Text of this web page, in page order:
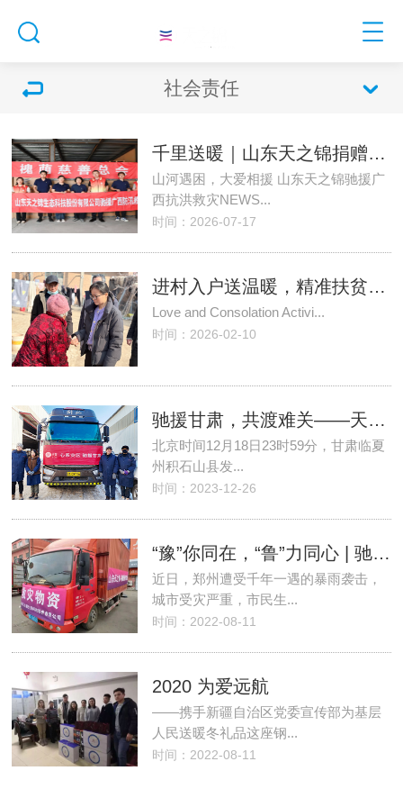
社会责任
千里送暖｜山东天之锦捐赠价值11 万余元物资驰援广西抗洪救灾
山河遇困，大爱相援 山东天之锦驰援广
西抗洪救灾NEWS...
时间：2026-07-17
进村入户送温暖，精准扶贫显真情|山东天之锦爱心慰问活动
Love and Consolation Activi...
时间：2026-02-10
驰援甘肃，共渡难关——天之锦向甘肃地震灾区捐赠20万元天琴冬被
北京时间12月18日23时59分，甘肃临夏
州积石山县发...
时间：2023-12-26
“豫”你同在，“鲁”力同心 | 驰援河南，天之锦人在行动！
近日，郑州遭受千年一遇的暴雨袭击，
城市受灾严重，市民生...
时间：2022-08-11
2020 为爱远航
——携手新疆自治区党委宣传部为基层
人民送暖冬礼品这座钢...
时间：2022-08-11